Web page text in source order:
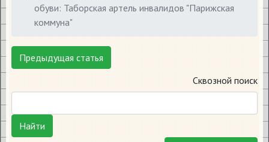
обуви: Таборская артель инвалидов "Парижская
коммуна"
Предыдущая статья
Сквозной поиск
Найти